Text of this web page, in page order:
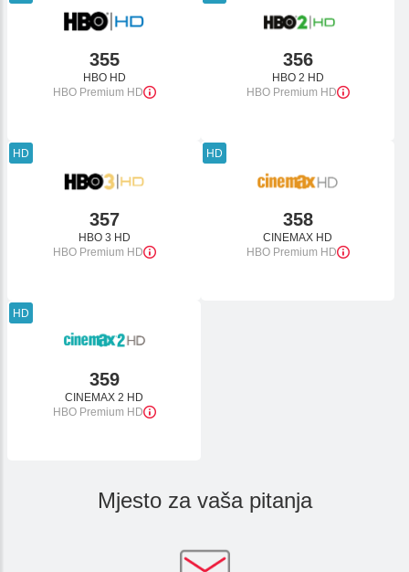
355
HBO HD
HBO Premium HD
356
HBO 2 HD
HBO Premium HD
HD
357
HBO 3 HD
HBO Premium HD
HD
358
CINEMAX HD
HBO Premium HD
HD
359
CINEMAX 2 HD
HBO Premium HD
Mjesto za vaša pitanja